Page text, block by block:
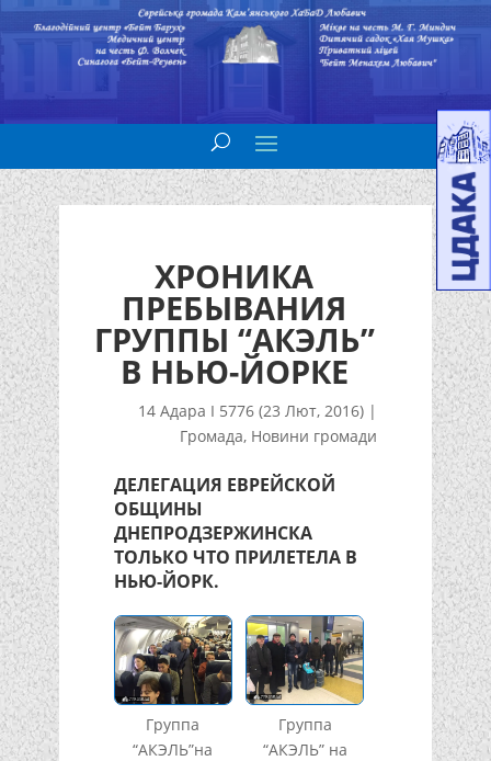
ХРОНИКА
ПРЕБЫВАНИЯ
ГРУППЫ “АКЭЛЬ”
В НЬЮ-ЙОРКЕ
14 Адара I 5776 (23 Лют, 2016) |
Громада, Новини громади
ДЕЛЕГАЦИЯ ЕВРЕЙСКОЙ
ОБЩИНЫ
ДНЕПРОДЗЕРЖИНСКА
ТОЛЬКО ЧТО ПРИЛЕТЕЛА В
НЬЮ-ЙОРК.
Группа
“АКЭЛЬ”на
Группа
“АКЭЛЬ” на